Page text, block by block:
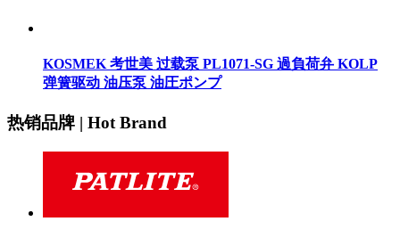
KOSMEK 考世美 过载泵 PL1071-SG 過負荷弁 KOLP
弹簧驱动 油压泵 油圧ポンプ
热销品牌 | Hot Brand